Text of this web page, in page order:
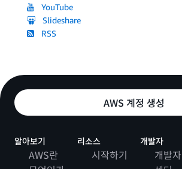
YouTube
Slideshare
RSS
AWS 계정 생성
알아보기
AWS란
리소스
시작하기
개발자
개발자